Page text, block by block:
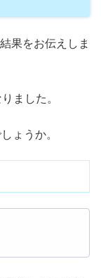
果をお伝えしま
ました。
ょうか。